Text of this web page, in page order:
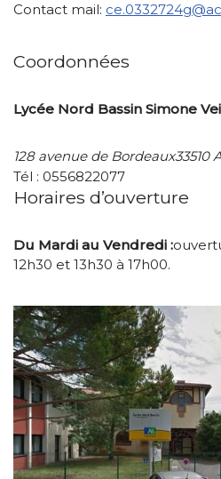
Contact mail:
Coordonnées
Lycée Nord Bassin Simone
128 avenue de Bordeaux33510
Tél : 0556822077
Horaires d’ouverture
Du Mardi au Vendredi :
12h30 et 13h30 à 17h00.